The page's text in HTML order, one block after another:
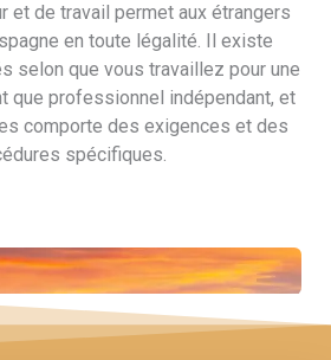
et de travail permet aux étrangers
en toute légalité. Il existe
selon que vous travaillez pour une
que professionnel indépendant, et
comporte des exigences et des
spécifiques.